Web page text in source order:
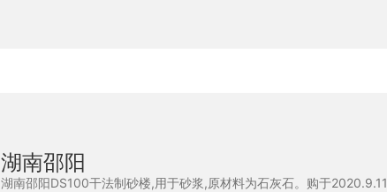
湖南邵阳
湖南邵阳DS100干法制砂楼,用于砂浆,原材料为石灰石。购于2020.9.11